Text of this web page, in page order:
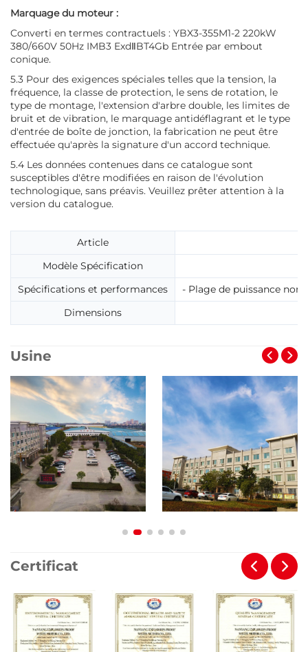
Marquage du moteur :
Converti en termes contractuels : YBX3-355M1-2 220kW
380/660V 50Hz IMB3 ExdⅡBT4Gb Entrée par embout
conique.
5.3 Pour des exigences spéciales telles que la tension, la
fréquence, la classe de protection, le sens de rotation, le
type de montage, l'extension d'arbre double, les limites de
bruit et de vibration, le marquage antidéflagrant et le type
d'entrée de boîte de jonction, la fabrication ne peut être
effectuée qu'après la signature d'un accord technique.
5.4 Les données contenues dans ce catalogue sont
susceptibles d'être modifiées en raison de l'évolution
technologique, sans préavis. Veuillez prêter attention à la
version du catalogue.
Article
Modèle Spécification
Spécifications et performances
- Plage de puissance
Dimensions
Usine
Certificat